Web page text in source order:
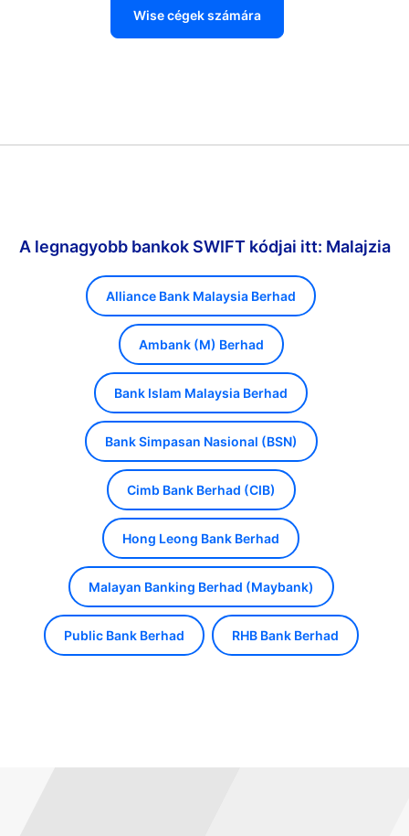
Wise cégek számára
A legnagyobb bankok SWIFT kódjai itt: Malajzia
Alliance Bank Malaysia Berhad
Ambank (M) Berhad
Bank Islam Malaysia Berhad
Bank Simpasan Nasional (BSN)
Cimb Bank Berhad (CIB)
Hong Leong Bank Berhad
Malayan Banking Berhad (Maybank)
Public Bank Berhad RHB Bank Berhad